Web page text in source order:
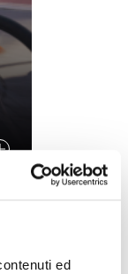
ed